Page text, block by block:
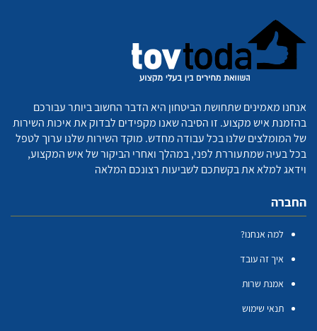
אנחנו מאמינים שתחושת הביטחון היא הדבר החשוב ביותר עבורכם
בהזמנת איש מקצוע. זו הסיבה שאנו מקפידים לבדוק את איכות השירות
של המומלצים שלנו בכל עבודה מחדש. מוקד השירות שלנו ערוך לטפל
בכל בעיה שמתעוררת לפני, במהלך ואחרי הביקור של איש המקצוע,
וידאג למלא את בקשתכם לשביעות רצונכם המלאה
החברה
למה אנחנו?
איך זה עובד
אמנת שרות
תנאי שימוש